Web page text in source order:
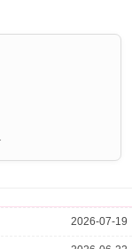
2026-07-19